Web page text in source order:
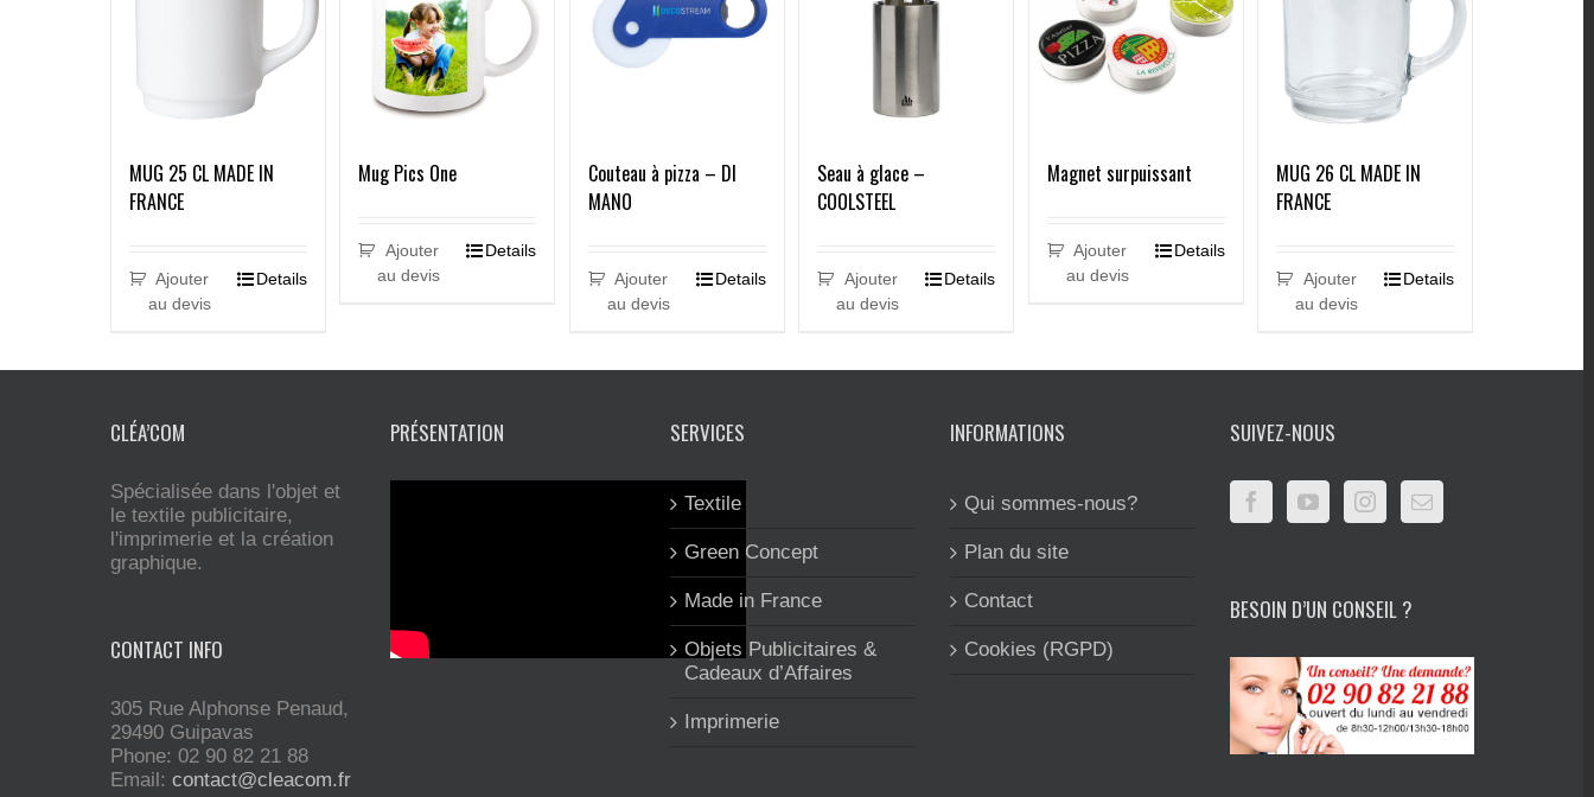
MUG 25 CL MADE IN
FRANCE
Ajouter
au devis
Details
Mug Pics One
Ajouter
au devis
Details
Couteau à pizza – DI
MANO
Ajouter
au devis
Details
Seau à glace –
COOLSTEEL
Ajouter
au devis
Details
Magnet surpuissant
Ajouter
au devis
Details
MUG 26 CL MADE IN
FRANCE
Ajouter
au devis
Details
CLÉA’COM
Spécialisée dans l'objet et
le textile publicitaire,
l'imprimerie et la création
graphique.
CONTACT INFO
305 Rue Alphonse Penaud,
29490 Guipavas
Phone: 02 90 82 21 88
Email: contact@cleacom.fr
PRÉSENTATION SERVICES
Textile
Green Concept
Made in France
Objets Publicitaires &
Cadeaux d’Affaires
Imprimerie
INFORMATIONS
Qui sommes-nous?
Plan du site
Contact
Cookies (RGPD)
SUIVEZ-NOUS
BESOIN D’UN CONSEIL ?